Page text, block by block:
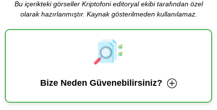
Bu içerikteki görseller Kriptofoni editoryal ekibi tarafından özel
olarak hazırlanmıştır. Kaynak gösterilmeden kullanılamaz.
Bize Neden Güvenebilirsiniz?